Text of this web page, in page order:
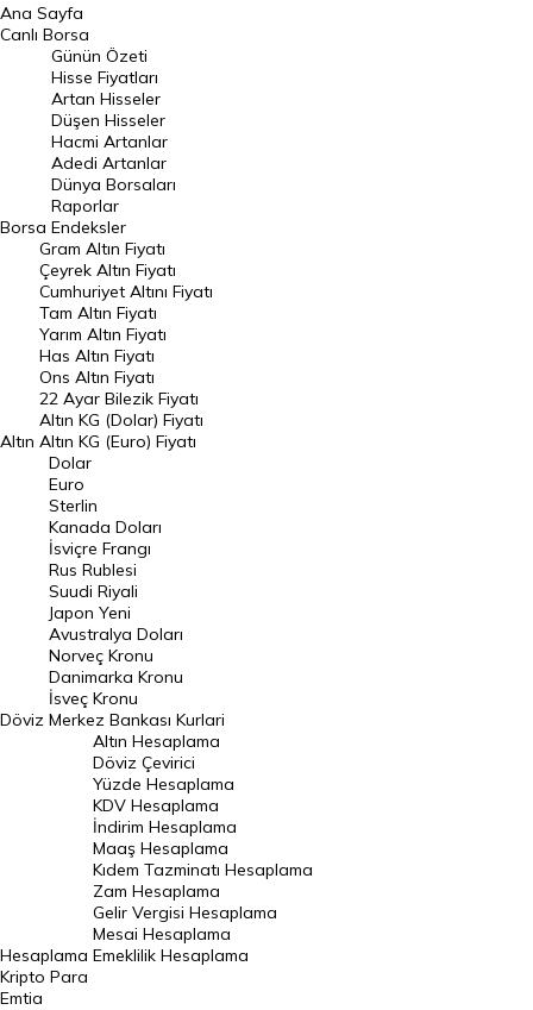
BIST 100 Hisseleri
En Çok Artan Hisseler
En Çok Düşen Hisseler
Hacmi Artanlar
Geçmiş Kapanışlar
Dünya Borsaları
Raporlar
Endeksler
DÖVİZ
Döviz Kuru
Dolar Kuru
Euro Kuru
Pound Kuru
Frank Kuru
Riyal Kuru
Avustralya Doları
Danimarka Kronu Kuru
Kanada Doları Kuru
Norveç Kronu Kuru
İsveç Kronu Kuru
Japon Yeni Kuru
Serbest Piyasa Döviz Kurları
Merkez Bankası Döviz Kurları
Altın Fiyatları
Gram Altın Fiyatı
Ana Sayfa
Canlı Borsa
Borsa
Günün Özeti
Hisse Fiyatları
Artan Hisseler
Düşen Hisseler
Hacmi Artanlar
Adedi Artanlar
Dünya Borsaları
Raporlar
Endeksler
Altın
Gram Altın Fiyatı
Çeyrek Altın Fiyatı
Cumhuriyet Altını Fiyatı
Tam Altın Fiyatı
Yarım Altın Fiyatı
Has Altın Fiyatı
Ons Altın Fiyatı
22 Ayar Bilezik Fiyatı
Altın KG (Dolar) Fiyatı
Altın KG (Euro) Fiyatı
Döviz
Dolar
Euro
Sterlin
Kanada Doları
İsviçre Frangı
Rus Rublesi
Suudi Riyali
Japon Yeni
Avustralya Doları
Norveç Kronu
Danimarka Kronu
İsveç Kronu
Merkez Bankası Kurlari
Hesaplama
Altın Hesaplama
Döviz Çevirici
Yüzde Hesaplama
KDV Hesaplama
İndirim Hesaplama
Maaş Hesaplama
Kıdem Tazminatı Hesaplama
Zam Hesaplama
Gelir Vergisi Hesaplama
Mesai Hesaplama
Emeklilik Hesaplama
Kripto Para
Emtia